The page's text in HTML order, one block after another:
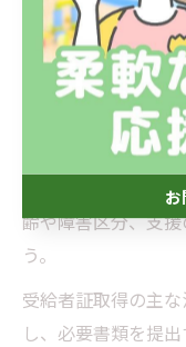
放課後等デイサー
放課後等デイサー
取得する必要があ
発達特性に応じた
明書で、神奈川県
流れが基本となり
齢や障害区分、支
う。
受給者証取得の主
し、必要書類を提